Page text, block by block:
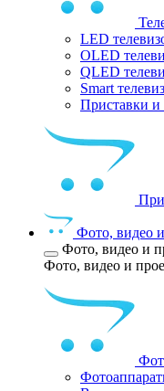
LED
OLED
QLED
Smart
Приставки
Фото, видео
Фото, видео и
Фото, видео и